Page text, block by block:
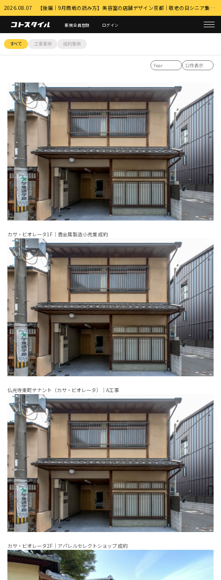
2026.08.07 【後編｜9月商戦の読み方】美容室の店舗デザイン京都｜敬老の日シニア集客とふるさと納税・MEO対策 詳細はこちら
新規会員登録 ログイン
すべて 工事事例 成約事例
カサ・ビオレータ1F｜貴金属製造小売業 成約
仏光寺東町テナント（カサ・ビオレータ）｜A工事
カサ・ビオレータ2F｜アパレルセレクトショップ 成約